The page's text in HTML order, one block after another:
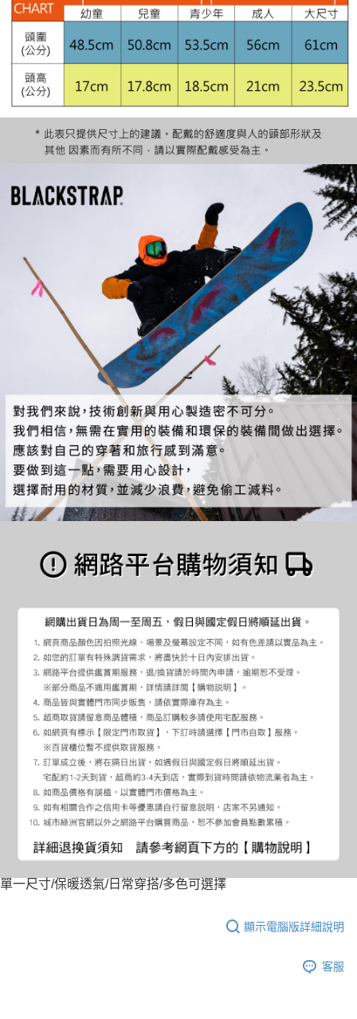
單一尺寸/保暖透氣/日常穿搭/多色可選擇
顯示電腦版詳細說明
客服